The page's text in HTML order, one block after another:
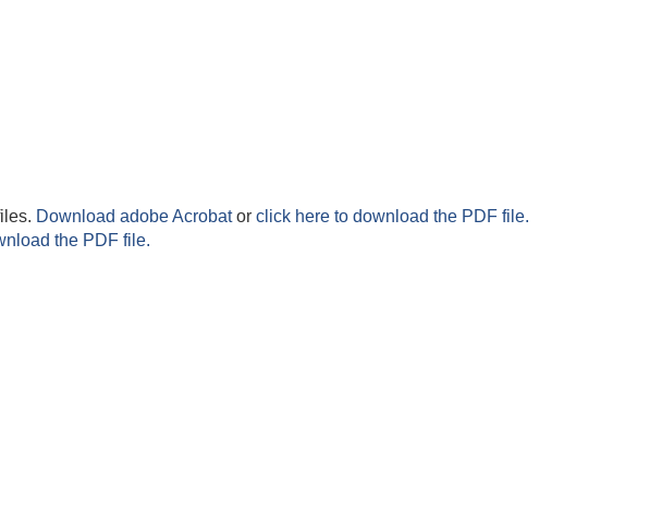
Download adobe Acrobator click here to download the PDF file.
the PDF file.